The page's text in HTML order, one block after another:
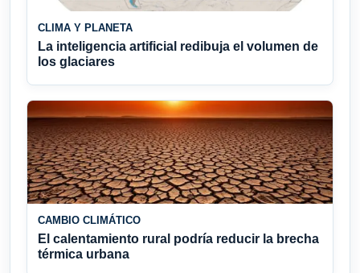
CLIMA Y PLANETA
La inteligencia artificial redibuja el volumen de
los glaciares
CAMBIO CLIMÁTICO
El calentamiento rural podría reducir la brecha
térmica urbana